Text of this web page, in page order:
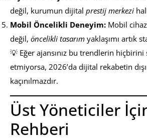
değil, kurumun dijital prestij merkezi
Mobil Öncelikli Deneyim: Mobil
değil, öncelikli tasarım yaklaşımı artık
💡 Eğer ajansınız bu trendlerin
etmiyorsa, 2026’da dijital rekabetin
kaçınılmazdır.
Üst Yöneticiler
Rehberi